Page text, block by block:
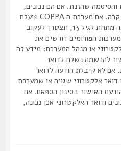
שהזנת. אם הם נכונים,
אז כנראה ואת מהדברים הבאים קרה. אם מערכת ה COPPA פועלת
במערכת ובהרשמה סימנת שאתה מתחת לגיל 13, תצטרך לעקוב
הפורומים דורשים את
או מנהל המערכת; מידע זה
נשלח לדואר
קיבלת הודעה לדואר
אלקטרוני שגויה או שמערכת
האישור בסינון הספאם. אם
האלקטרוני אכן נכונה,